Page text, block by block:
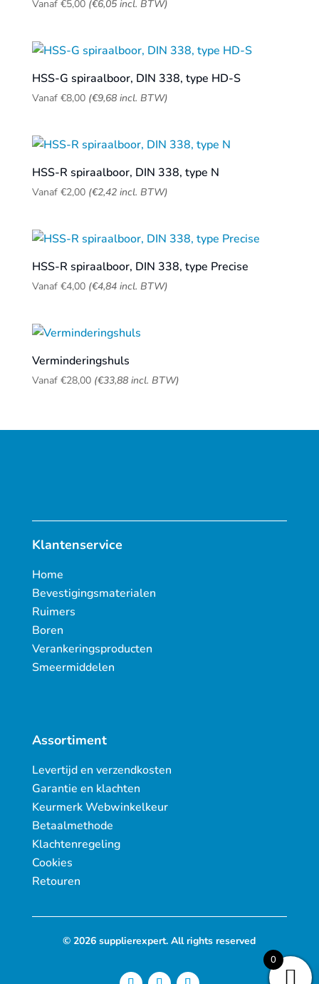
Vanaf €5,00 (€6,05incl. BTW)
HSS-G spiraalboor, DIN 338, type HD-S
Vanaf €8,00 (€9,68incl. BTW)
HSS-R spiraalboor, DIN 338, type N
Vanaf €2,00 (€2,42incl. BTW)
HSS-R spiraalboor, DIN 338, type Precise
Vanaf €4,00 (€4,84incl. BTW)
Verminderingshuls
Vanaf €28,00 (€33,88incl. BTW)
Klantenservice
Home
Bevestigingsmaterialen
Ruimers
Boren
Verankeringsproducten
Smeermiddelen
Assortiment
Levertijd en verzendkosten
Garantie en klachten
Keurmerk Webwinkelkeur
Betaalmethode
Klachtenregeling
Cookies
Retouren
© 2026 supplierexpert. All rights reserved
0